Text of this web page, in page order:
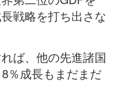
戦略を打ち出さな
ば、他の先進諸国
％成長もまだまだ